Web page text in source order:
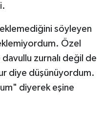
söyleyen
Özel
zurnalı değil de
diye düşünüyordum.
diyerek eşine